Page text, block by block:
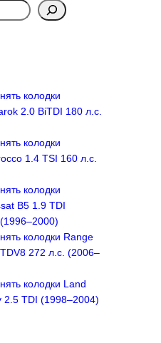
колодки
2.0 BiTDI 180 л.с.
колодки
1.4 TSI 160 л.с.
колодки
B5 1.9 TDI
колодки Range
272 л.с. (2006–
колодки Land
2.5 TDI (1998–2004)